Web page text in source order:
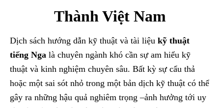
Thành Việt Nam
Dịch sách hướng dẫn kỹ thuật và tài liệu kỹ thuật
tiếng Nga là chuyên ngành khó cần sự am hiểu kỹ
thuật và kinh nghiệm chuyên sâu. Bất kỳ sự cẩu thả
hoặc một sai sót nhỏ trong một bản dịch kỹ thuật có thể
gây ra những hậu quả nghiêm trọng –ảnh hưởng tới uy